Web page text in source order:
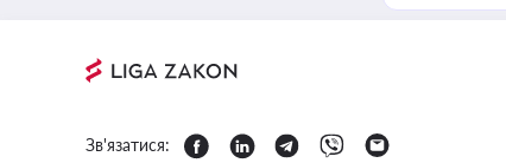
Зв'язатися: